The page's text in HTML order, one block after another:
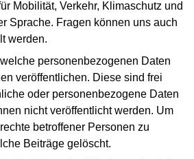
Mobilität, Verkehr, Klimaschutz und
Sprache. Fragen können uns auch
werden.
personenbezogenen Daten
veröffentlichen. Diese sind frei
oder personenbezogene Daten
nicht veröffentlicht werden. Um
betroffener Personen zu
Beiträge gelöscht.